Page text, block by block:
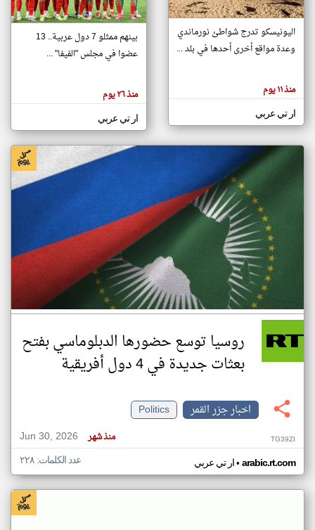
تغيير الدولة
اخبار جزر القمر على مدار الساعة
أهم اخبار جزر القمر العاجلة والمباشرة
هنا عن
وجهة
كاتبيها.
اليونيسكو تدرج شواطئ نورماندي
وعدة مواقع أخرى أحدها في بلد ...
منذ ١١ يوم
ار تي عربي
بينهم ممثلو 7 دول عربية.. 13
عضوا في مجلس "الفيفا" ...
منذ ٢٦ يوم
ار تي عربي
روسيا توسع حضورها الدبلوماسي بفتح
بعثات جديدة في 4 دول أفريقية
اخبار جزر القمر
Politics
Jun 30, 2026
منذ شهر TG39ZI
ار تي عربي• arabic.rt.com عدد الكلمات: ٢٢٨
klyoum.com